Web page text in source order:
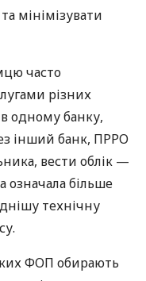
мінімізувати
часто
різних
одному банку,
інший банк, ПРРО
вести облік —
означала більше
технічну
ФОП обирають